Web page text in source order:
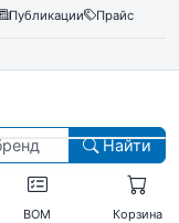
Публикации
Прайс
Найти
BOM Корзина